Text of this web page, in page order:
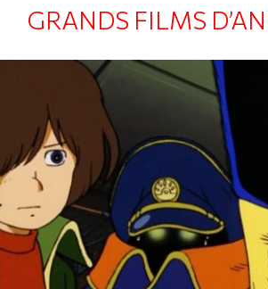
GRANDS FILMS